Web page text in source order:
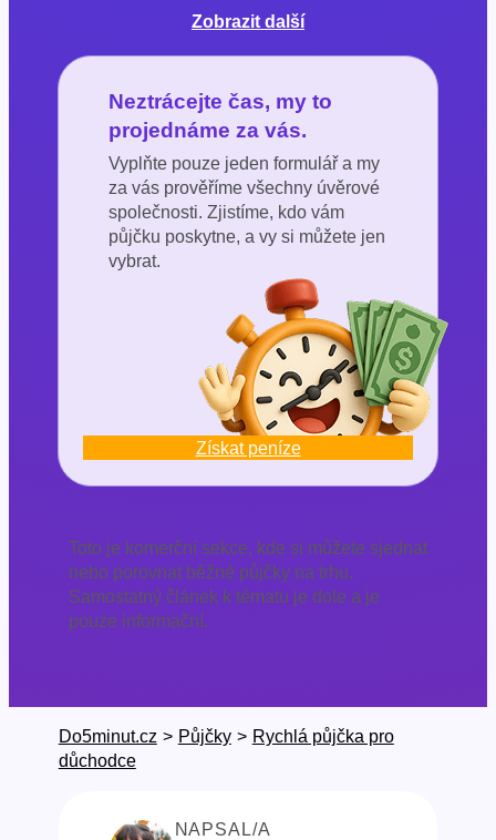
Zobrazit další
Neztrácejte čas, my to
projednáme za vás.
Vyplňte pouze jeden formulář a my
za vás prověříme všechny úvěrové
společnosti. Zjistíme, kdo vám
půjčku poskytne, a vy si můžete jen
vybrat.
Získat peníze
Toto je komerční sekce, kde si můžete sjednat
nebo porovnat běžné půjčky na trhu.
Samostatný článek k tématu je dole a je
pouze informační.
Do5minut.cz > Půjčky > Rychlá půjčka pro
důchodce
NAPSAL/A